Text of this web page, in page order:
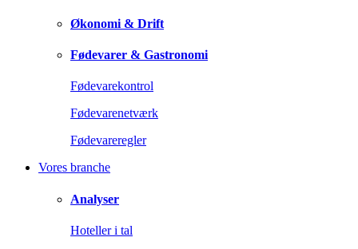
Økonomi & Drift
Fødevarer & Gastronomi
Fødevarekontrol
Fødevarenetværk
Fødevareregler
Vores branche
Analyser
Hoteller i tal